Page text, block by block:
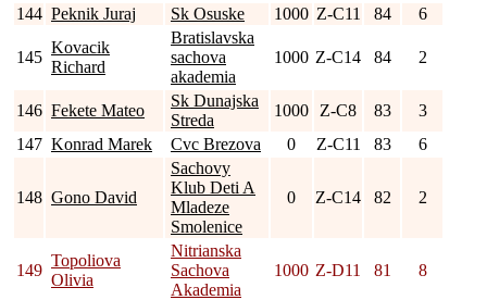
144 Peknik Juraj Sk Osuske 1000 Z-C11 84 6
145
Kovacik
Richard
Bratislavska
sachova
akademia
1000 Z-C14 84 2
146 Fekete Mateo
Sk Dunajska
Streda
1000 Z-C8 83
3
147 Konrad Marek Cvc Brezova 0 Z-C11 83 6
148 Gono David
Sachovy
Klub Deti A
Mladeze
Smolenice
0 Z-C14 82 2
149
Topoliova
Olivia
Nitrianska
Sachova
Akademia
1000 Z-D11 81 8